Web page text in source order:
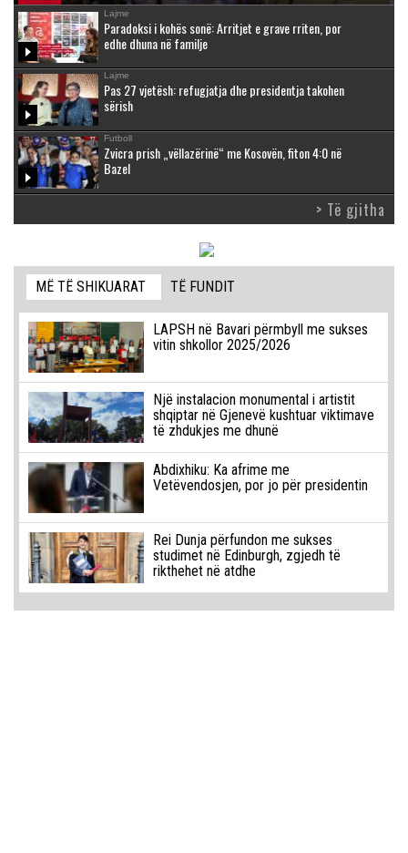
Lajme
Paradoksi i kohës sonë: Arritjet e grave rriten, por
edhe dhuna në familje
Lajme
Pas 27 vjetësh: refugjatja dhe presidentja takohen
sërish
Futboll
Zvicra prish „vëllazërinë“ me Kosovën, fiton 4:0 në
Bazel
> Të gjitha
MË TË SHIKUARAT TË FUNDIT
LAPSH në Bavari përmbyll me sukses
vitin shkollor 2025/2026
Një instalacion monumental i artistit
shqiptar në Gjenevë kushtuar viktimave
të zhdukjes me dhunë
Abdixhiku: Ka afrime me
Vetëvendosjen, por jo për presidentin
Rei Dunja përfundon me sukses
studimet në Edinburgh, zgjedh të
rikthehet në atdhe